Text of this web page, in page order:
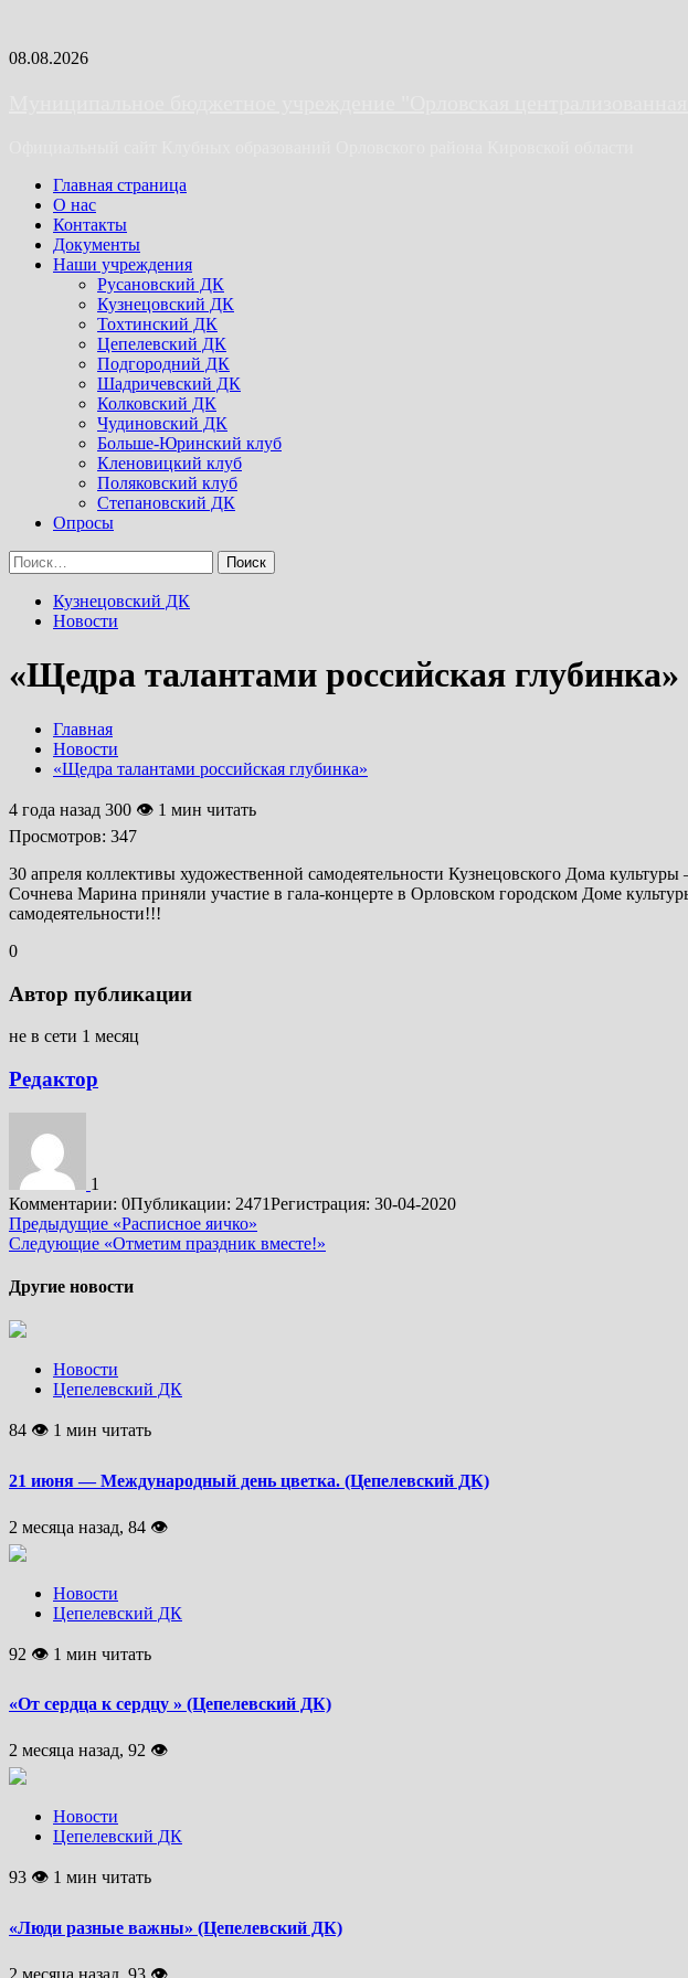
Skip
08.08.2026
Primary
Menu
Главная страница
О нас
Контакты
Документы
Наши учреждения
Русановский ДК
Кузнецовский ДК
Тохтинский ДК
Цепелевский ДК
Подгородний ДК
Шадричевский ДК
Колковский ДК
Чудиновский ДК
Больше-Юринский клуб
Кленовицкий клуб
Поляковский клуб
Степановский ДК
Опросы
Найти:
Кузнецовский ДК
Новости
«Щедра талантами российская глубинка»
Главная
Новости
«Щедра талантами российская глубинка»
4 года назад 300 👁 1 мин читать
Просмотров: 347
30 апреля коллективы художественной самодеятельности Кузнецовского Дома
Сочнева Марина приняли участие в гала-концерте в Орловском городском Доме
самодеятельности!!!
0
Автор публикации
не в сети 1 месяц
Редактор
1
Комментарии: 0Публикации: 2471Регистрация: 30-04-2020
Подробнее
Предыдущие «Расписное яичко»
Следующие «Отметим праздник вместе!»
Другие новости
Новости
Цепелевский ДК
84 👁 1 мин читать
21 июня — Международный день цветка. (Цепелевский ДК)
2 месяца назад, 84 👁
Новости
Цепелевский ДК
92 👁 1 мин читать
«От сердца к сердцу » (Цепелевский ДК)
2 месяца назад, 92 👁
Новости
Цепелевский ДК
93 👁 1 мин читать
«Люди разные важны» (Цепелевский ДК)
2 месяца назад, 93 👁